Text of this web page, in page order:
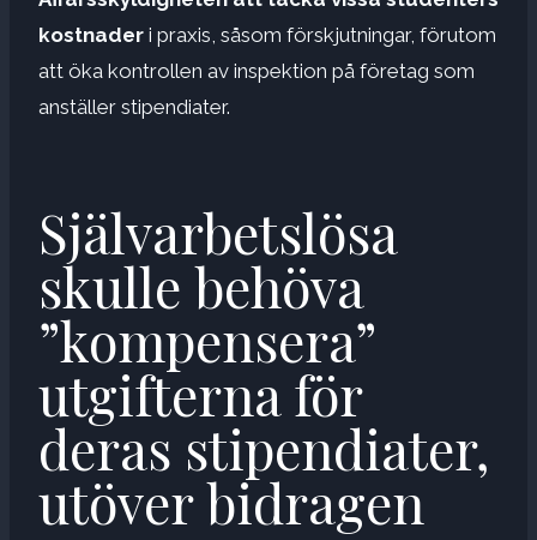
kostnader i praxis, såsom förskjutningar, förutom
att öka kontrollen av inspektion på företag som
anställer stipendiater.
Självarbetslösa
skulle behöva
”kompensera”
utgifterna för
deras stipendiater,
utöver bidragen